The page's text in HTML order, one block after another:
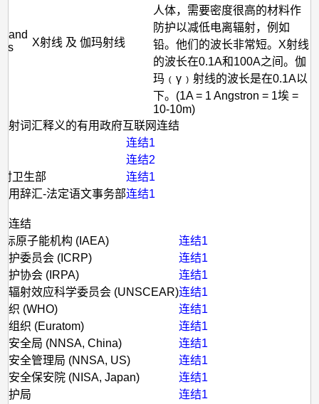
and
X射线 及 伽玛射线
人体，需要密度很高的材料作
防护以减低电离辐射，例如
铅。他们的波长非常短。X射线
的波长在0.1A和100A之间。伽
玛﹙γ﹚射线的波长是在0.1A以
下。(1A = 1 Angstron = 1埃 =
10-10m)
射词汇释义的有用政府互联网连结
连结1
连结2
卫生部
连结1
用辞汇-法定语文事务部连结1
连结
际原子能机构 (IAEA)
连结1
护委员会 (ICRP)
连结1
护协会 (IRPA)
连结1
辐射效应科学委员会 (UNSCEAR)连结1
织 (WHO)
连结1
组织 (Euratom)
连结1
安全局 (NNSA, China)
连结1
安全管理局 (NNSA, US)
连结1
安全保安院 (NISA, Japan)
连结1
护局
连结1